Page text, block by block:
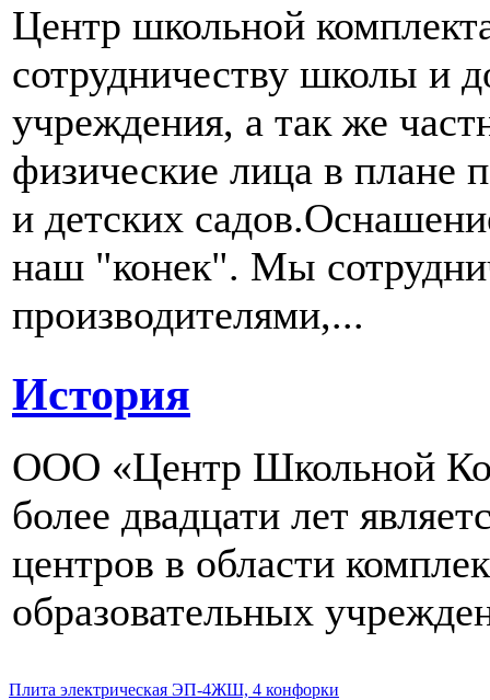
Центр школьной
сотрудничеству школы и
учреждения, а так же
физические лица в плане
и детских
наш "конек". Мы
производителями,...
История
ООО «Центр Школьной
более двадцати лет
центров в области
образовательных
Плита электрическая ЭП-4ЖШ, 4 конфорки